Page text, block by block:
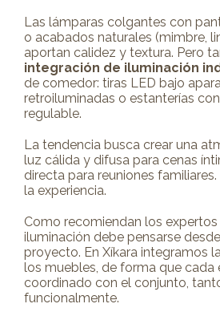
Las lámparas colgantes con
o acabados naturales (mimbre,
aportan calidez y textura. Pero
integración de iluminación
de comedor: tiras LED bajo
retroiluminadas o estanterías
regulable.
La tendencia busca crear una
luz cálida y difusa para cenas
directa para reuniones
la experiencia.
Como recomiendan los expertos
iluminación debe pensarse
proyecto. En Xíkara integramos
los muebles, de forma que cada
coordinado con el conjunto,
funcionalmente.